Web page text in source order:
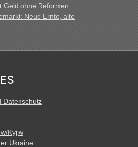
Geld ohne Reformen
Neue Ernte, alte
Datenschutz
Kyjiw
Ukraine